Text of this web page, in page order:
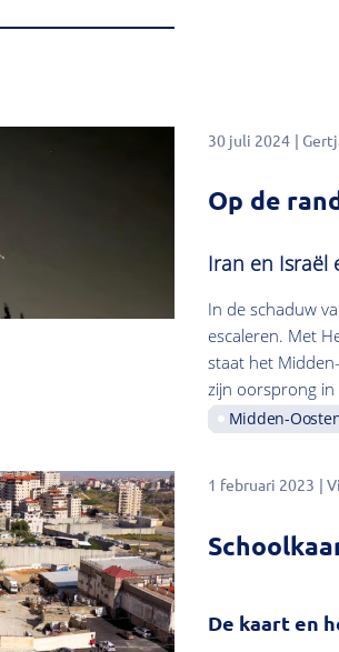
30 juli 2024
Op de
Iran en Israël
In de schaduw
escaleren. Met
staat het
zijn oorsprong in
Midden-
1 februari 2023
De kaart en